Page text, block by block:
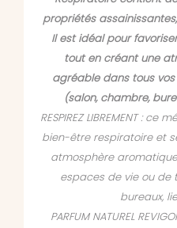
propriétés
Il est idéal pour
tout en créant une
agréable dans tous
(salon, chambre,
RESPIREZ LIBREMENT :
bien-être respiratoire et
atmosphère
espaces de vie ou de
bureaux,
PARFUM NATUREL